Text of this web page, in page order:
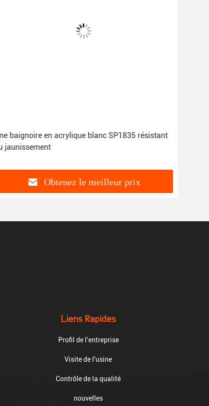
baignoire en acrylique blanc SP1835 résistant
jaunissement
Obtenez le meilleur prix
Liens Rapides
Profil de l'entreprise
Visite de l'usine
Contrôle de la qualité
nouvelles